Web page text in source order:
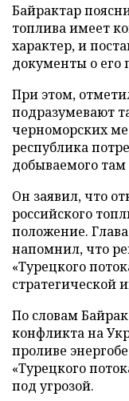
Байрактар
топлива имеет
характер, и
документы о его
При этом,
подразумевают
черноморских
республика
добываемого там
Он заявил, что
российского
положение.
напомнил, что
«Турецкого
стратегической
По словам
конфликта на
проливе
«Турецкого
под угрозой.